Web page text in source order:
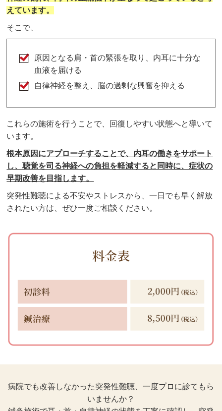
えています。
そこで、
原因となる肩・首の緊張を取り、内耳に十分な
血液を届ける
自律神経を整え、脳の過剰な興奮を抑える
これらの施術を行うことで、回復しやすい状態へと導いて
います。
根本原因にアプローチすることで、内耳の働きをサポート
し、聴覚を司る神経への負担を軽減すると同時に、症状の
早期改善を目指します。
突発性難聴による不安やストレスから、一日でも早く解放
されたい方は、ぜひ一度ご相談ください。
病院でも改善しなかった突発性難聴、一度プロに診てもら
いませんか？